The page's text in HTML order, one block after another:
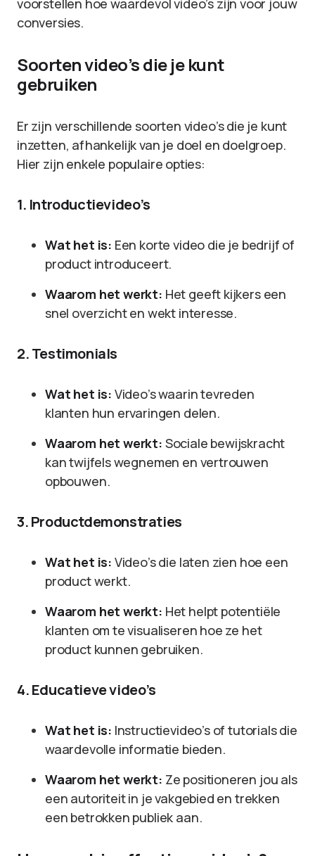
voorstellen hoe waardevol video’s zijn voor jouw
conversies.
Soorten video’s die je kunt
gebruiken
Er zijn verschillende soorten video’s die je kunt
inzetten, afhankelijk van je doel en doelgroep.
Hier zijn enkele populaire opties:
1. Introductievideo’s
Wat het is: Een korte video die je bedrijf of
product introduceert.
Waarom het werkt: Het geeft kijkers een
snel overzicht en wekt interesse.
2. Testimonials
Wat het is: Video’s waarin tevreden
klanten hun ervaringen delen.
Waarom het werkt: Sociale bewijskracht
kan twijfels wegnemen en vertrouwen
opbouwen.
3. Productdemonstraties
Wat het is: Video’s die laten zien hoe een
product werkt.
Waarom het werkt: Het helpt potentiële
klanten om te visualiseren hoe ze het
product kunnen gebruiken.
4. Educatieve video’s
Wat het is: Instructievideo’s of tutorials die
waardevolle informatie bieden.
Waarom het werkt: Ze positioneren jou als
een autoriteit in je vakgebied en trekken
een betrokken publiek aan.